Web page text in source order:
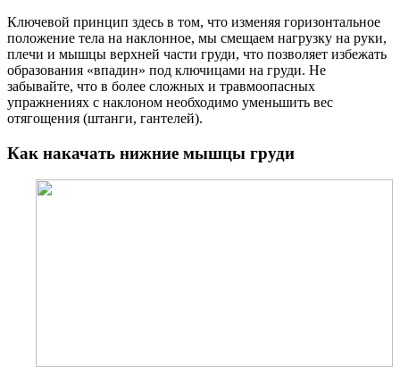
Ключевой принцип здесь в том, что изменяя горизонтальное
положение тела на наклонное, мы смещаем нагрузку на руки,
плечи и мышцы верхней части груди, что позволяет избежать
образования «впадин» под ключицами на груди. Не
забывайте, что в более сложных и травмоопасных
упражнениях с наклоном необходимо уменьшить вес
отягощения (штанги, гантелей).
Как накачать нижние мышцы груди